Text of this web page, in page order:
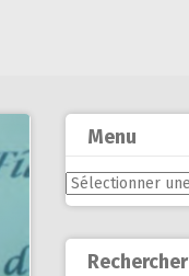
Menu
Menu
Rechercher